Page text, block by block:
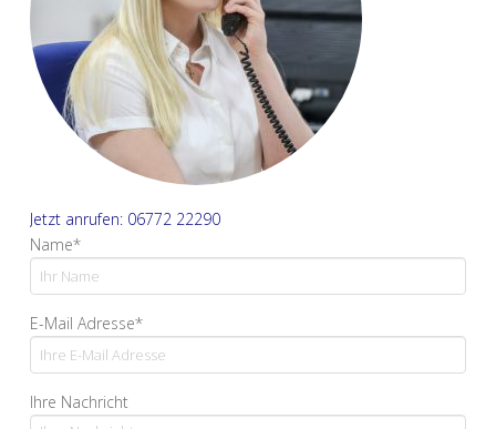
Jetzt anrufen: 06772 22290
Name*
E-Mail Adresse*
Ihre Nachricht